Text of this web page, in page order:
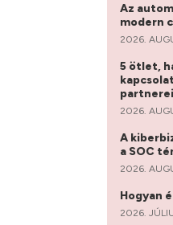
Az
modern
2026.
5 ötlet,
2026.
A
a SOC
2026.
Hogyan
2026.